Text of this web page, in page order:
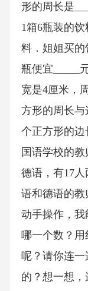
形的周长是
1箱6瓶装的
料．姐姐买的
瓶便宜_____
宽是4厘米，
方形的周长
个正方形的边
国语学校的
德语，有17
语和德语的教
动手操作，
哪一个数？用
呢？请你连一
的？想一想